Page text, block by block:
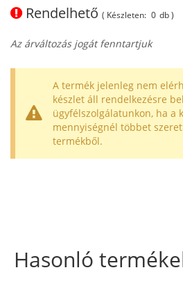
Rendelhető ( Készleten: 0 db )
Az árváltozás jogát fenntartjuk
A termék jelenleg nem
készlet áll rendelkezésre
ügyfélszolgálatunkon, ha a
mennyiségnél többet
termékből.
Hasonló